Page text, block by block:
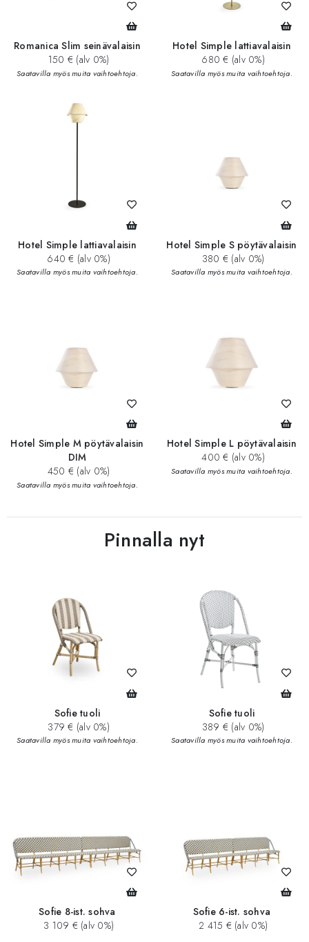
Romanica Slim seinävalaisin
150 € (alv 0%)
Saatavilla myös muita vaihtoehtoja.
Hotel Simple lattiavalaisin
680 € (alv 0%)
Saatavilla myös muita vaihtoehtoja.
Hotel Simple lattiavalaisin
640 € (alv 0%)
Saatavilla myös muita vaihtoehtoja.
Hotel Simple S pöytävalaisin
380 € (alv 0%)
Saatavilla myös muita vaihtoehtoja.
Hotel Simple M pöytävalaisin
DIM
450 € (alv 0%)
Saatavilla myös muita vaihtoehtoja.
Hotel Simple L pöytävalaisin
400 € (alv 0%)
Saatavilla myös muita vaihtoehtoja.
Pinnalla nyt
Sofie tuoli
379 € (alv 0%)
Saatavilla myös muita vaihtoehtoja.
Sofie tuoli
389 € (alv 0%)
Saatavilla myös muita vaihtoehtoja.
Sofie 8-ist. sohva
3 109 € (alv 0%)
Sofie 6-ist. sohva
2 415 € (alv 0%)